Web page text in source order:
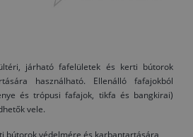
járható fafelületek és kerti bútorok
használható. Ellenálló fafajokból
és trópusi fafajok, tikfa és bangkirai)
vele.
bútorok védelmére és karbantartására